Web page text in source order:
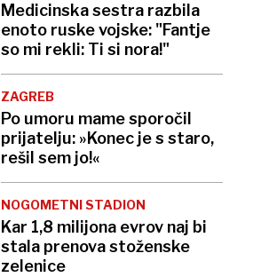
Medicinska sestra razbila
enoto ruske vojske: "Fantje
so mi rekli: Ti si nora!"
ZAGREB
Po umoru mame sporočil
prijatelju: »Konec je s staro,
rešil sem jo!«
NOGOMETNI STADION
Kar 1,8 milijona evrov naj bi
stala prenova stoženske
zelenice